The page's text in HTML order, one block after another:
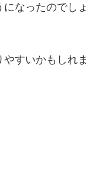
なったのでしょ
すいかもしれま